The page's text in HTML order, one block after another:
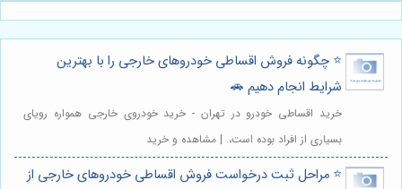
⭐️ چگونه فروش اقساطی خودروهای خارجی را با بهترین
شرایط انجام دهیم 🚗
خرید اقساطی خودرو در تهران - خرید خودروی خارجی همواره رویای
بسیاری از افراد بوده است،. | مشاهده و خرید
⭐️ مراحل ثبت درخواست فروش اقساطی خودروهای خارجی از